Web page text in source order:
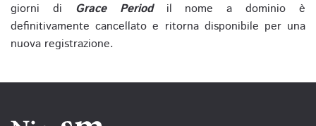
giorni di Grace Periodil nome a dominio è
definitivamente cancellato e ritorna disponibile per una
nuova registrazione.